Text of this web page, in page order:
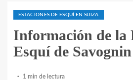
ESTACIONES DE ESQUÍ EN SUIZA
Información de la
Esquí de Savognin
1 min de lectura